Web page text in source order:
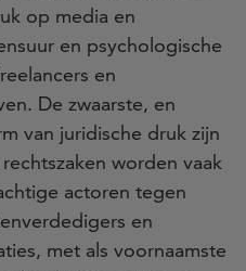
op media en
en psychologische
en
De zwaarste, en
van juridische druk zijn
worden vaak
actoren tegen
en
met als voornaamste